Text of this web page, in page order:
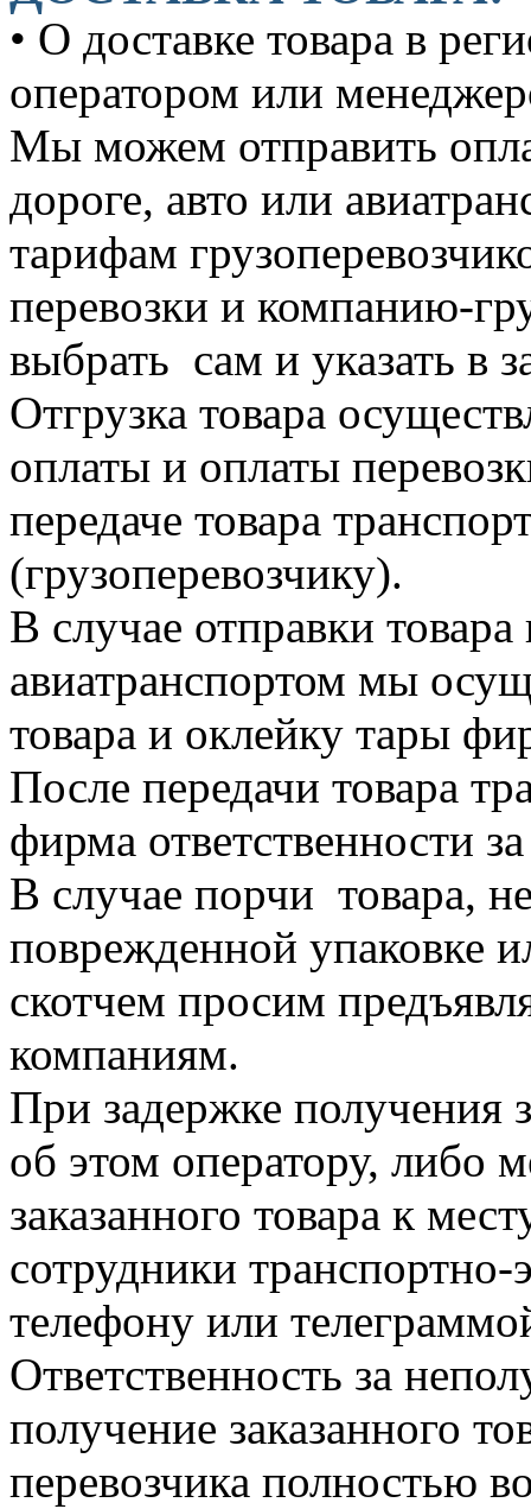
• О доставке товара в
оператором или
Мы можем отправить
дороге, авто или
тарифам
перевозки и компанию-
выбрать сам и указать в
Отгрузка товара
оплаты и оплаты
передаче товара
(грузоперевозчику).
В случае отправки
авиатранспортом мы
товара и оклейку тары
После передачи товара
фирма ответственности
В случае порчи товара,
поврежденной упаковке
скотчем просим
компаниям.
При задержке получения
об этом оператору, либо
заказанного товара к
сотрудники
телефону или
Ответственность за
получение заказанного
перевозчика полностью